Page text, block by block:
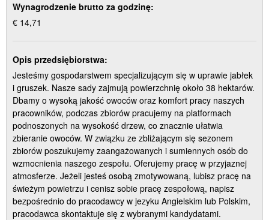
Wynagrodzenie brutto za godzinę:
€ 14,71
Opis przedsiębiorstwa:
Jesteśmy gospodarstwem specjalizującym się w uprawie jabłek
i gruszek. Nasze sady zajmują powierzchnię około 38 hektarów.
Dbamy o wysoką jakość owoców oraz komfort pracy naszych
pracowników, podczas zbiorów pracujemy na platformach
podnoszonych na wysokość drzew, co znacznie ułatwia
zbieranie owoców. W związku ze zbliżającym się sezonem
zbiorów poszukujemy zaangażowanych i sumiennych osób do
wzmocnienia naszego zespołu. Oferujemy pracę w przyjaznej
atmosferze. Jeżeli jesteś osobą zmotywowaną, lubisz pracę na
świeżym powietrzu i cenisz sobie pracę zespołową, napisz
bezpośrednio do pracodawcy w jezyku Angielskim lub Polskim,
pracodawca skontaktuje się z wybranymi kandydatami.